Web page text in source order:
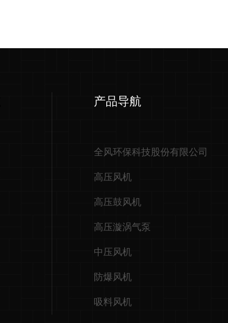
产品导航
全风环保科技股份有限公司
高压风机
高压鼓风机
高压漩涡气泵
中压风机
防爆风机
吸料风机